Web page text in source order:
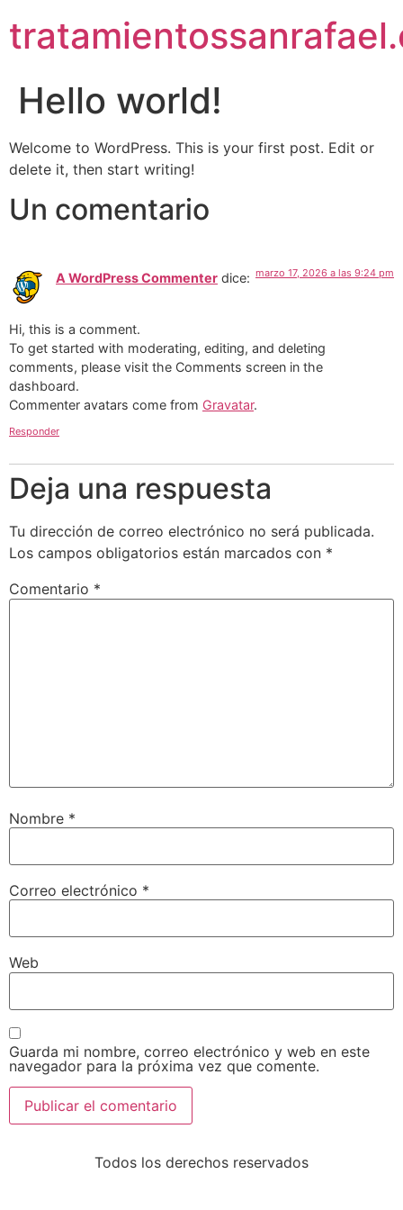
Hello world!
Welcome to WordPress. This is your first post. Edit or
delete it, then start writing!
Un comentario
A WordPress Commenter dice: marzo 17, 2026 a las 9:24 pm
Hi, this is a comment.
To get started with moderating, editing, and deleting
comments, please visit the Comments screen in the
dashboard.
Commenter avatars come from Gravatar.
Responder
Deja una respuesta
Tu dirección de correo electrónico no será publicada.
Los campos obligatorios están marcados con *
Comentario *
Nombre *
Correo electrónico *
Web
Guarda mi nombre, correo electrónico y web en este
navegador para la próxima vez que comente.
Todos los derechos reservados